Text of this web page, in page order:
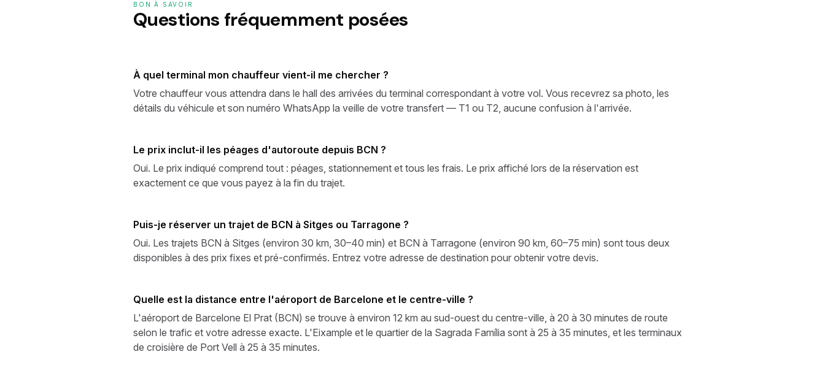
BON À SAVOIR
Questions fréquemment posées
À quel terminal mon chauffeur vient-il me chercher ?
Votre chauffeur vous attendra dans le hall des arrivées du terminal correspondant à votre vol. Vous recevrez sa photo, les
détails du véhicule et son numéro WhatsApp la veille de votre transfert — T1 ou T2, aucune confusion à l'arrivée.
Le prix inclut-il les péages d'autoroute depuis BCN ?
Oui. Le prix indiqué comprend tout : péages, stationnement et tous les frais. Le prix affiché lors de la réservation est
exactement ce que vous payez à la fin du trajet.
Puis-je réserver un trajet de BCN à Sitges ou Tarragone ?
Oui. Les trajets BCN à Sitges (environ 30 km, 30–40 min) et BCN à Tarragone (environ 90 km, 60–75 min) sont tous deux
disponibles à des prix fixes et pré-confirmés. Entrez votre adresse de destination pour obtenir votre devis.
Quelle est la distance entre l'aéroport de Barcelone et le centre-ville ?
L'aéroport de Barcelone El Prat (BCN) se trouve à environ 12 km au sud-ouest du centre-ville, à 20 à 30 minutes de route
selon le trafic et votre adresse exacte. L'Eixample et le quartier de la Sagrada Família sont à 25 à 35 minutes, et les terminaux
de croisière de Port Vell à 25 à 35 minutes.